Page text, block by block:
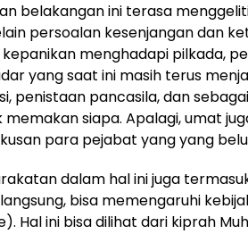
belakangan ini terasa
persoalan kesenjangan dan
menghadapi pilkada,
yang saat ini masih terus
penistaan pancasila, dan
siapa. Apalagi, umat
para pejabat yang yang
dalam hal ini juga
bisa memengaruhi
Hal ini bisa dilihat dari kiprah